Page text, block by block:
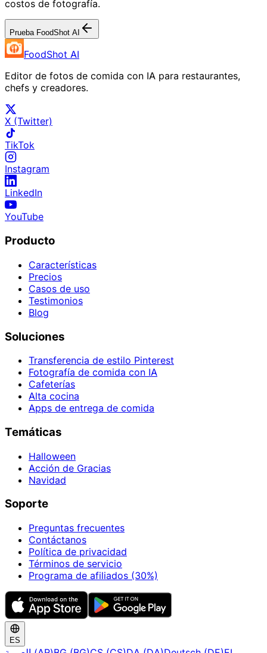
costos de fotografía.
Prueba FoodShot AI
FoodShot AI
Editor de fotos de comida con IA para restaurantes,
chefs y creadores.
X (Twitter)
TikTok
Instagram
LinkedIn
YouTube
Producto
Características
Precios
Casos de uso
Testimonios
Blog
Soluciones
Transferencia de estilo Pinterest
Fotografía de comida con IA
Cafeterías
Alta cocina
Apps de entrega de comida
Temáticas
Halloween
Acción de Gracias
Navidad
Soporte
Preguntas frecuentes
Contáctanos
Política de privacidad
Términos de servicio
Programa de afiliados (30%)
ES